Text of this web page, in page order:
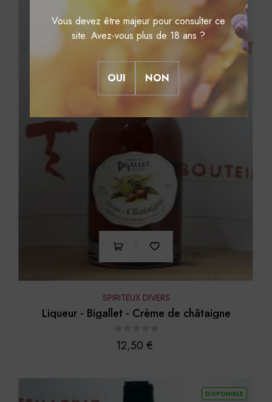
Vous devez être majeur pour consulter ce
site. Avez-vous plus de 18 ans ?
OUI NON
SPIRITEUX DIVERS
Liqueur - Bigallet - Crème de châtaigne
Prix
12,50 €
DISPONIBLE